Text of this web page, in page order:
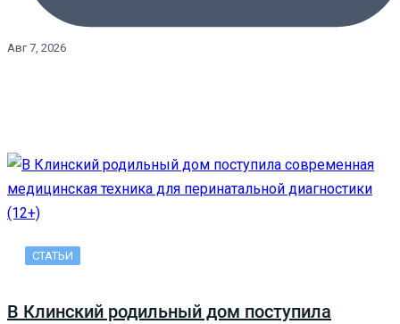
Авг 7, 2026
СТАТЬИ
В Клинский родильный дом поступила